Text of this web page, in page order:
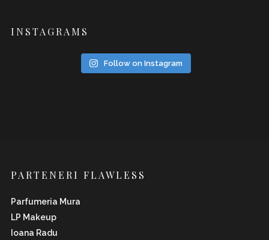
INSTAGRAMS
Follow on Instagram
PARTENERI FLAWLESS
Parfumeria Mura
LP Makeup
Ioana Radu